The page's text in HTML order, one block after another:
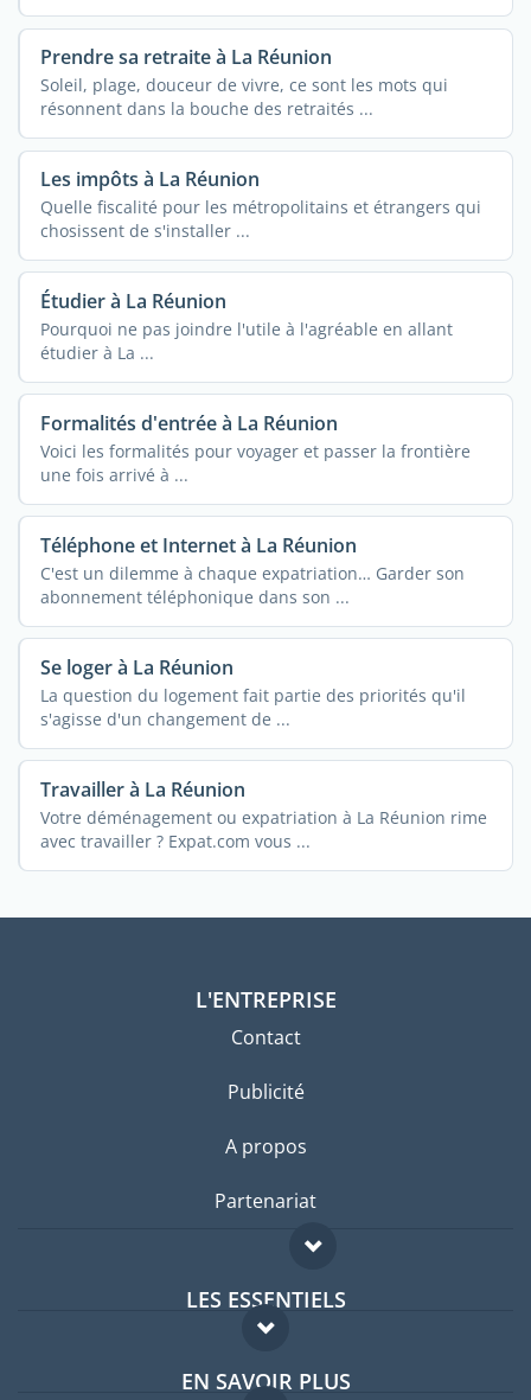
Prendre sa retraite à La Réunion
Soleil, plage, douceur de vivre, ce sont les mots qui
résonnent dans la bouche des retraités ...
Les impôts à La Réunion
Quelle fiscalité pour les métropolitains et étrangers qui
chosissent de s'installer ...
Étudier à La Réunion
Pourquoi ne pas joindre l'utile à l'agréable en allant
étudier à La ...
Formalités d'entrée à La Réunion
Voici les formalités pour voyager et passer la frontière
une fois arrivé à ...
Téléphone et Internet à La Réunion
C'est un dilemme à chaque expatriation… Garder son
abonnement téléphonique dans son ...
Se loger à La Réunion
La question du logement fait partie des priorités qu'il
s'agisse d'un changement de ...
Travailler à La Réunion
Votre déménagement ou expatriation à La Réunion rime
avec travailler ? Expat.com vous ...
L'ENTREPRISE
Contact
Publicité
A propos
Partenariat
LES ESSENTIELS
Forum expatriés
Guides pays
EN SAVOIR PLUS